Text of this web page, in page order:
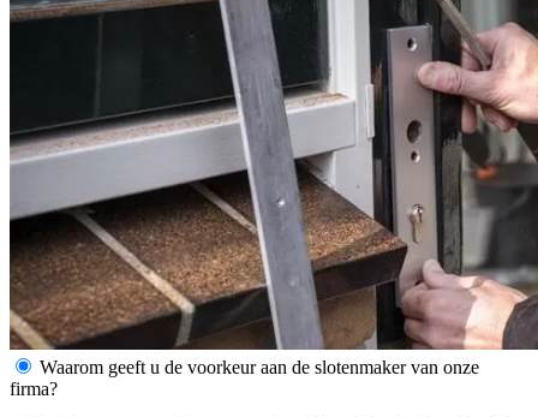
Waarom geeft u de voorkeur aan de slotenmaker van onze
firma?